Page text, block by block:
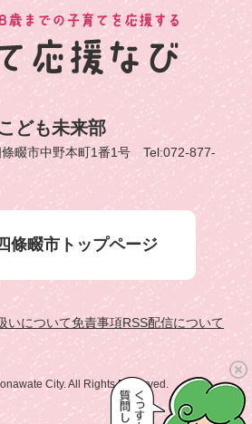
ども未来部
畷市中野本町1番1号 Tel:072-877-
條畷市トップページ
いについて免責事項RSS配信について
City. All Rights Reserved.